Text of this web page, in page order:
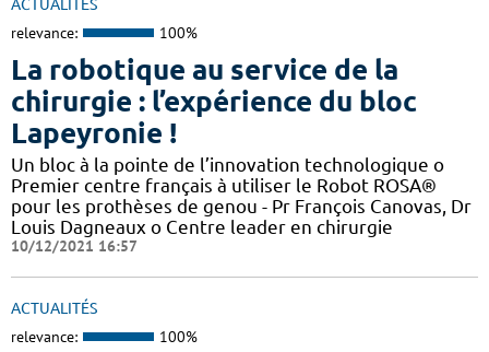
ACTUALITÉS
relevance: 100%
La robotique au service de la
chirurgie : l’expérience du bloc
Lapeyronie !
Un bloc à la pointe de l’innovation technologique o
Premier centre français à utiliser le Robot ROSA®
pour les prothèses de genou - Pr François Canovas, Dr
Louis Dagneaux o Centre leader en chirurgie
10/12/2021 16:57
ACTUALITÉS
relevance: 100%